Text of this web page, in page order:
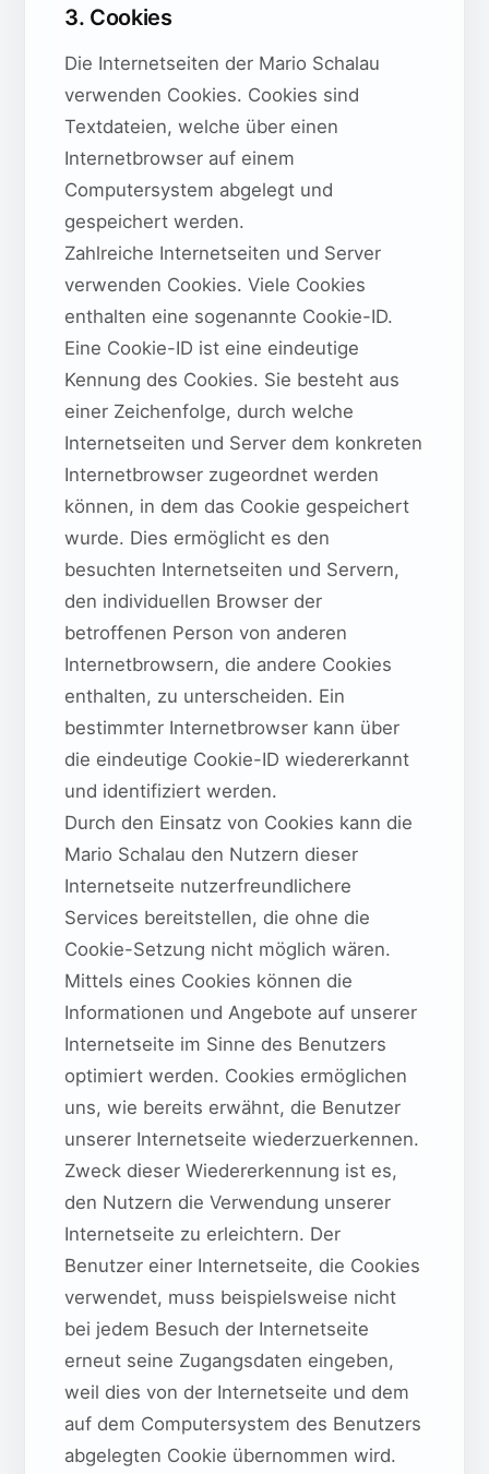
3. Cookies
Die Internetseiten der Mario Schalau
verwenden Cookies. Cookies sind
Textdateien, welche über einen
Internetbrowser auf einem
Computersystem abgelegt und
gespeichert werden.
Zahlreiche Internetseiten und Server
verwenden Cookies. Viele Cookies
enthalten eine sogenannte Cookie-ID.
Eine Cookie-ID ist eine eindeutige
Kennung des Cookies. Sie besteht aus
einer Zeichenfolge, durch welche
Internetseiten und Server dem konkreten
Internetbrowser zugeordnet werden
können, in dem das Cookie gespeichert
wurde. Dies ermöglicht es den
besuchten Internetseiten und Servern,
den individuellen Browser der
betroffenen Person von anderen
Internetbrowsern, die andere Cookies
enthalten, zu unterscheiden. Ein
bestimmter Internetbrowser kann über
die eindeutige Cookie-ID wiedererkannt
und identifiziert werden.
Durch den Einsatz von Cookies kann die
Mario Schalau den Nutzern dieser
Internetseite nutzerfreundlichere
Services bereitstellen, die ohne die
Cookie-Setzung nicht möglich wären.
Mittels eines Cookies können die
Informationen und Angebote auf unserer
Internetseite im Sinne des Benutzers
optimiert werden. Cookies ermöglichen
uns, wie bereits erwähnt, die Benutzer
unserer Internetseite wiederzuerkennen.
Zweck dieser Wiedererkennung ist es,
den Nutzern die Verwendung unserer
Internetseite zu erleichtern. Der
Benutzer einer Internetseite, die Cookies
verwendet, muss beispielsweise nicht
bei jedem Besuch der Internetseite
erneut seine Zugangsdaten eingeben,
weil dies von der Internetseite und dem
auf dem Computersystem des Benutzers
abgelegten Cookie übernommen wird.